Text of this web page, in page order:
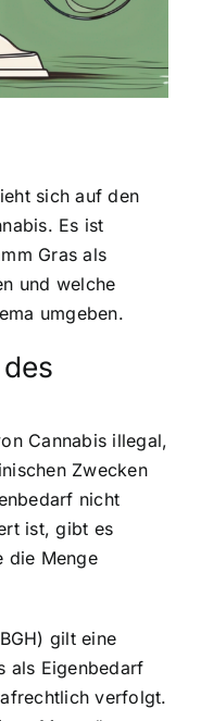
sich auf den
. Es ist
Gras als
und welche
umgeben.
Cannabis illegal,
Zwecken
nicht
ist, gibt es
die Menge
gilt eine
als Eigenbedarf
verfolgt.